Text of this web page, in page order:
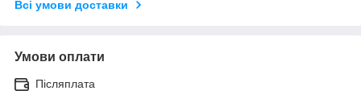
Всі умови доставки
Умови оплати
Післяплата